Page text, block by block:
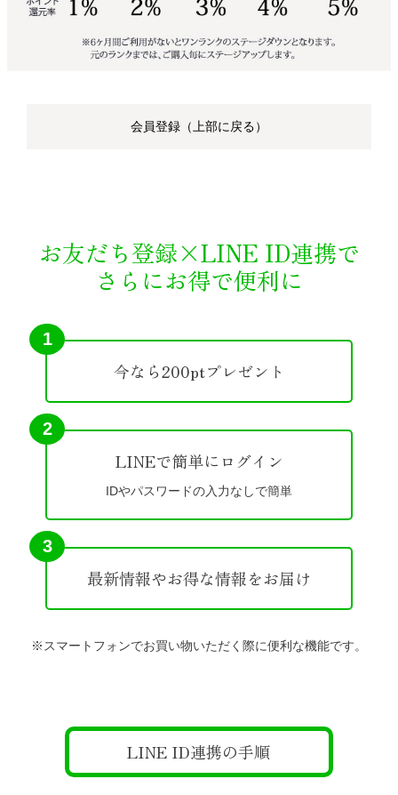
会員登録（上部に戻る）
お友だち登録×LINE ID連携で
さらにお得で便利に
1
今なら200ptプレゼント
2
LINEで簡単にログイン
IDやパスワードの入力なしで簡単
3
最新情報やお得な情報をお届け
※スマートフォンでお買い物いただく際に便利な機能です。
LINE ID連携の手順